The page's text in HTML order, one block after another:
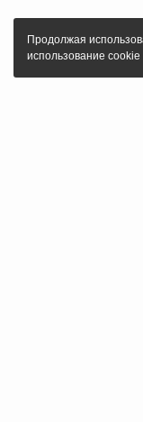
Продолжая
использование cookie